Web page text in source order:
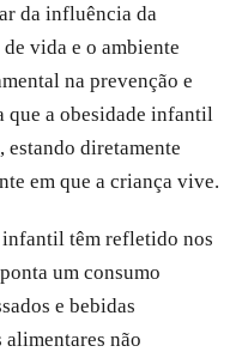
da influência da
vida e o ambiente
na prevenção e
que a obesidade infantil
estando diretamente
em que a criança vive.
têm refletido nos
um consumo
e bebidas
não